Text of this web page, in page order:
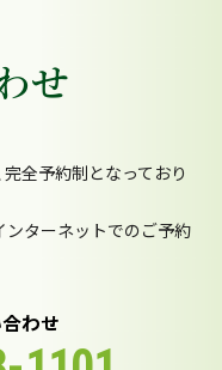
せ
全予約制となっており
ンターネットでのご予約
わせ